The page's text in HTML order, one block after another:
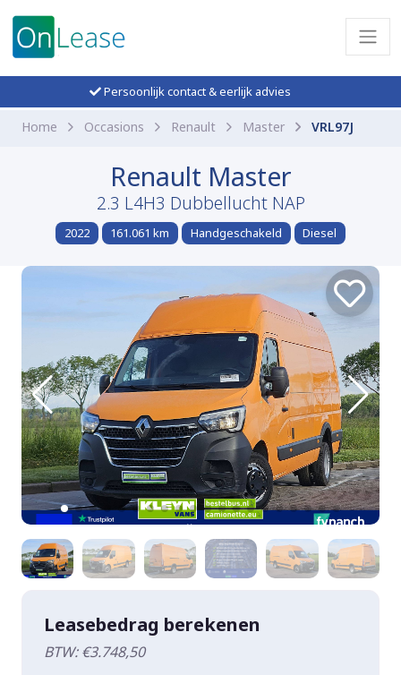
Persoonlijk contact & eerlijk advies
Home Occasions Renault Master VRL97J
Renault Master
2.3 L4H3 Dubbellucht NAP
2022 161.061 km Handgeschakeld Diesel
Leasebedrag berekenen
BTW: €3.748,50